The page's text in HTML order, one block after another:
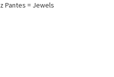
Pantes = Jewels